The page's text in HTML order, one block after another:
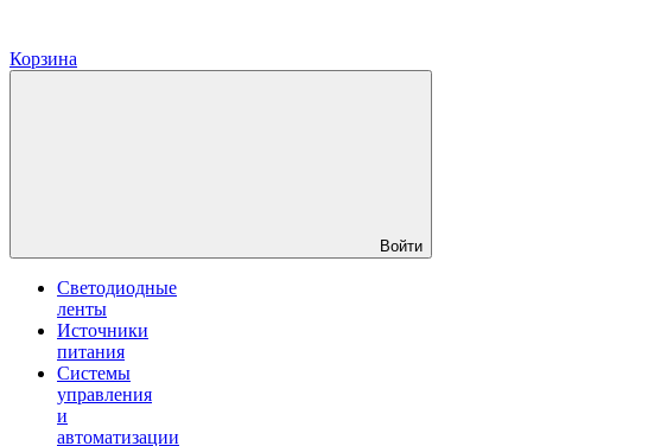
Корзина
Войти
Светодиодные
ленты
Источники
питания
Системы
управления
и
автоматизации